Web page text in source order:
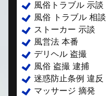
風俗トラブル 示談
風俗 トラブル 相談
ストーカー 示談
風営法 本番
デリヘル 盗撮
風俗 盗撮 逮捕
迷惑防止条例 違反
マッサージ 摘発